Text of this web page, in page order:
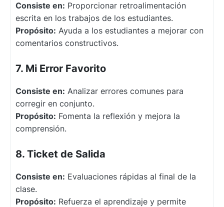
Consiste en: Proporcionar retroalimentación
escrita en los trabajos de los estudiantes.
Propósito: Ayuda a los estudiantes a mejorar con
comentarios constructivos.
7. Mi Error Favorito
Consiste en: Analizar errores comunes para
corregir en conjunto.
Propósito: Fomenta la reflexión y mejora la
comprensión.
8. Ticket de Salida
Consiste en: Evaluaciones rápidas al final de la
clase.
Propósito: Refuerza el aprendizaje y permite